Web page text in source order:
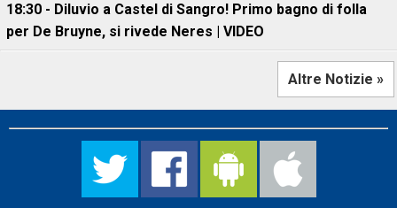
18:30 - Diluvio a Castel di Sangro! Primo bagno di folla
per De Bruyne, si rivede Neres | VIDEO
Altre Notizie »